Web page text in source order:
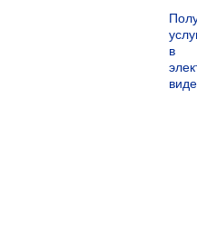
в
виде